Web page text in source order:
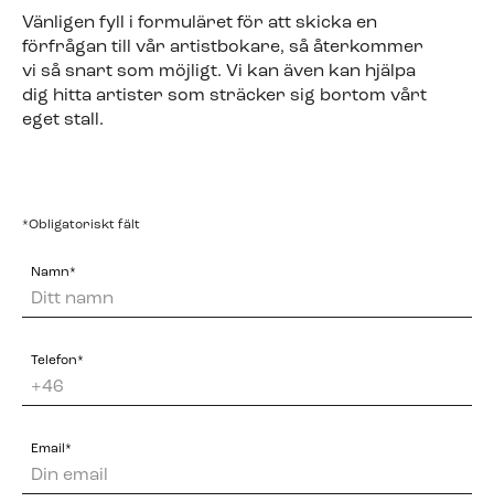
Vänligen fyll i formuläret för att skicka en
förfrågan till vår artistbokare, så återkommer
vi så snart som möjligt. Vi kan även kan hjälpa
dig hitta artister som sträcker sig bortom vårt
eget stall.
*Obligatoriskt fält
Namn*
Telefon*
Email*